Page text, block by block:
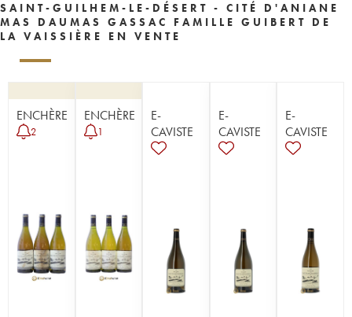
SAINT-GUILHEM-LE-DÉSERT - CITÉ D'ANIANE
MAS DAUMAS GASSAC FAMILLE GUIBERT DE
LA VAISSIÈRE EN VENTE
ENCHÈRE
2
ENCHÈRE
1
E-
CAVISTE
E-
CAVISTE
E-
CAVISTE